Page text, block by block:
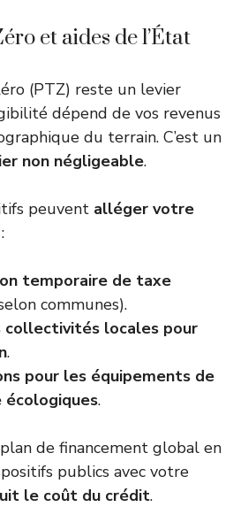
et aides de l’État
(PTZ) reste un levier
dépend de vos revenus
du terrain. C’est un
non négligeable.
peuvent alléger votre
:
temporaire de taxe
communes).
collectivités locales pour
.
pour les équipements de
écologiques.
de financement global en
publics avec votre
le coût du crédit.